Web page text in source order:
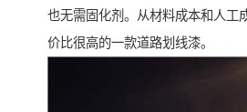
也无需固化剂。从材料成本和人工
价比很高的一款道路划线漆。